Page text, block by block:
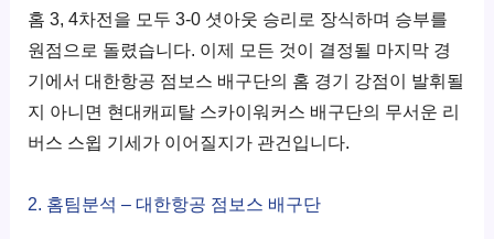
홈 3, 4차전을 모두 3-0 셧아웃 승리로 장식하며 승부를
원점으로 돌렸습니다. 이제 모든 것이 결정될 마지막 경
기에서 대한항공 점보스 배구단의 홈 경기 강점이 발휘될
지 아니면 현대캐피탈 스카이워커스 배구단의 무서운 리
버스 스윕 기세가 이어질지가 관건입니다.
2. 홈팀분석 – 대한항공 점보스 배구단